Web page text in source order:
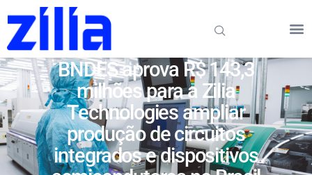
BNDES aprova R$ 143,3
milhões para a Zilia
Technologies ampliar
produção de circuitos
integrados e dispositivos